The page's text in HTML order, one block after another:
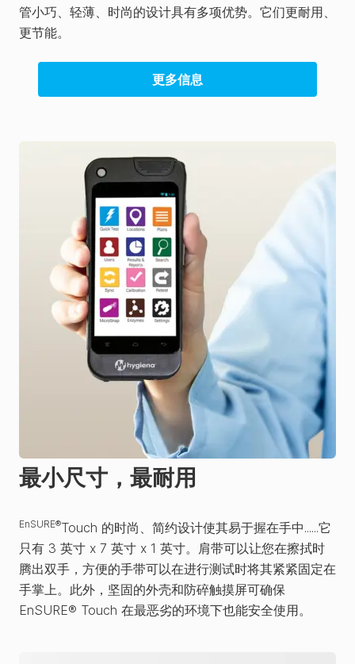
管小巧、轻薄、时尚的设计具有多项优势。它们更耐用、
更节能。
更多信息
最小尺寸，最耐用
EnSURE®Touch 的时尚、简约设计使其易于握在手中......它
只有 3 英寸 x 7 英寸 x 1 英寸。肩带可以让您在擦拭时
腾出双手，方便的手带可以在进行测试时将其紧紧固定在
手掌上。此外，坚固的外壳和防碎触摸屏可确保
EnSURE® Touch 在最恶劣的环境下也能安全使用。